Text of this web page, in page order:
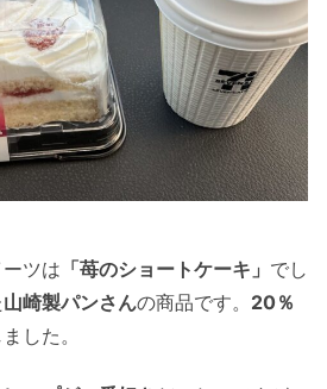
ツは 「苺のショートケーキ」 でし
山崎製パンさんの商品です。 20％
した。